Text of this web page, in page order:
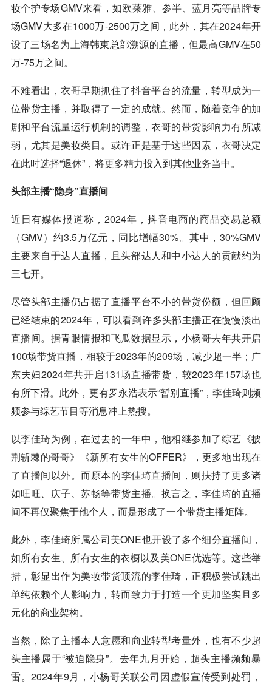
妆个护专场GMV来看，如欧莱雅、参半、蓝月亮等品牌专
场GMV大多在1000万-2500万之间，此外，其在2024年开
设了三场名为上海韩束总部溯源的直播，但最高GMV在50
万-75万之间。
不难看出，衣哥早期抓住了抖音平台的流量，转型成为一
位带货主播，并取得了一定的成就。然而，随着竞争的加
剧和平台流量运行机制的调整，衣哥的带货影响力有所减
弱，尤其是美妆类目。或许正是基于这些因素，衣哥决定
在此时选择“退休”，将更多精力投入到其他业务当中。
头部主播“隐身”直播间
近日有媒体报道称，2024年，抖音电商的商品交易总额
（GMV）约3.5万亿元，同比增幅30%。其中，30%GMV
主要来自于达人直播，且头部达人和中小达人的贡献约为
三七开。
尽管头部主播仍占据了直播平台不小的带货份额，但回顾
已经结束的2024年，可以看到许多头部主播正在慢慢淡出
直播间。据青眼情报和飞瓜数据显示，小杨哥去年共开启
100场带货直播，相较于2023年的209场，减少超一半；广
东夫妇2024年共开启131场直播带货，较2023年157场也
有所下滑。此外，更有罗永浩表示“暂别直播”， 李佳琦则频
频参与综艺节目等消息冲上热搜。
以李佳琦为例，在过去的一年中，他相继参加了综艺《披
荆斩棘的哥哥》《新所有女生的OFFER》，更多地出现在
了直播间以外。而原本的李佳琦直播间，则扶持了更多诸
如旺旺、庆子、苏畅等带货主播。换言之， 李佳琦的直播
间不再仅聚焦于他个人，而是形成了一个带货主播矩阵。
此外，李佳琦所属公司美ONE也开设了多个细分直播间，
如所有女生、所有女生的衣橱以及美ONE优选等。这些举
措，彰显出作为美妆带货顶流的李佳琦，正积极尝试跳出
单纯依赖个人影响力，转而致力于打造一个更加坚实且多
元化的商业架构。
当然，除了主播本人意愿和商业转型考量外，也有不少超
头主播属于“被迫隐身”。去年九月开始，超头主播频频暴
雷。2024年9月，小杨哥关联公司因虚假宣传受到处罚，